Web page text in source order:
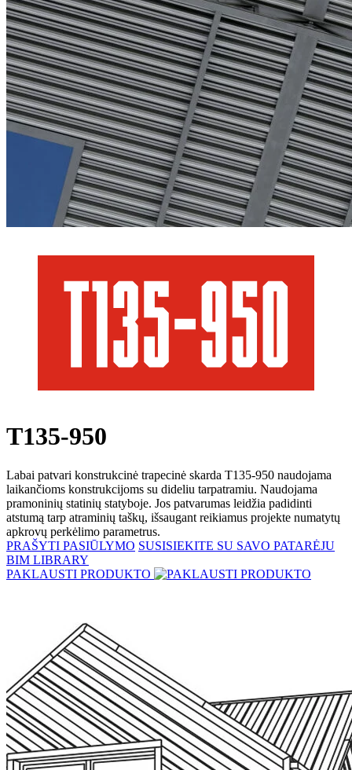
T135-950
Labai patvari konstrukcinė trapecinė skarda T135-950 naudojama
laikančioms konstrukcijoms su dideliu tarpatramiu. Naudojama
pramoninių statinių statyboje. Jos patvarumas leidžia padidinti
atstumą tarp atraminių taškų, išsaugant reikiamus projekte numatytų
apkrovų perkėlimo parametrus.
PRAŠYTI PASIŪLYMO SUSISIEKITE SU SAVO PATARĖJU
BIM LIBRARY
PAKLAUSTI PRODUKTO